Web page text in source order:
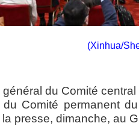
(Xinhua/
du Comité
du Comité permanent
presse, dimanche, au